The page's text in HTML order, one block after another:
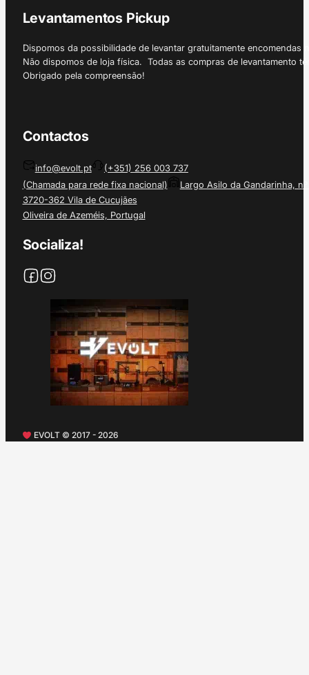
Levantamentos Pickup
Dispomos da possibilidade de levantar gratuitamente
Não dispomos de loja física. Todas as compras de levantamento
Obrigado pela compreensão!
Contactos
info@evolt.pt
(+351) 256 003 737
(Chamada para rede fixa nacional)
Largo Asilo da Gandarinha, nº
3720-362 Vila de Cucujães
Oliveira de Azeméis, Portugal
Socializa!
EVOLT © 2017 - 2026